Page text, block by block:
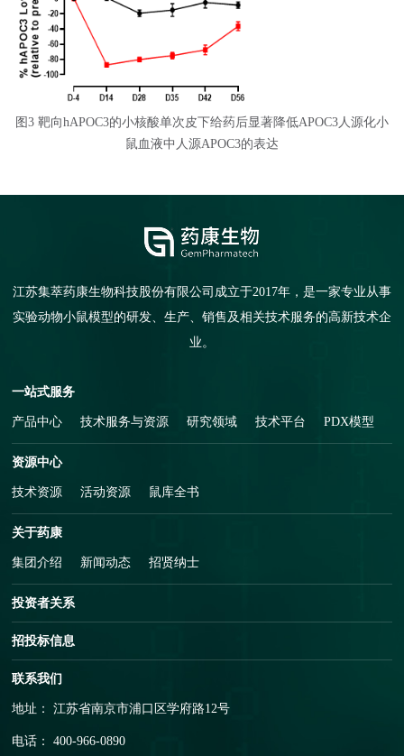
图3 靶向hAPOC3的小核酸单次皮下给药后显著降低APOC3人源化小
鼠血液中人源APOC3的表达
江苏集萃药康生物科技股份有限公司成立于2017年，是一家专业从事
实验动物小鼠模型的研发、生产、销售及相关技术服务的高新技术企
业。
一站式服务
产品中心 技术服务与资源 研究领域 技术平台 PDX模型
资源中心
技术资源 活动资源 鼠库全书
关于药康
集团介绍 新闻动态 招贤纳士
投资者关系
招投标信息
联系我们
地址： 江苏省南京市浦口区学府路12号
电话： 400-966-0890